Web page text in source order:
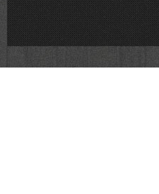
Вкусы еврейской традиции